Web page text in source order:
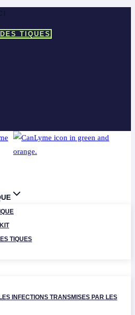
TIQUES
TIQUES
INFECTIONS TRANSMISES PAR LES